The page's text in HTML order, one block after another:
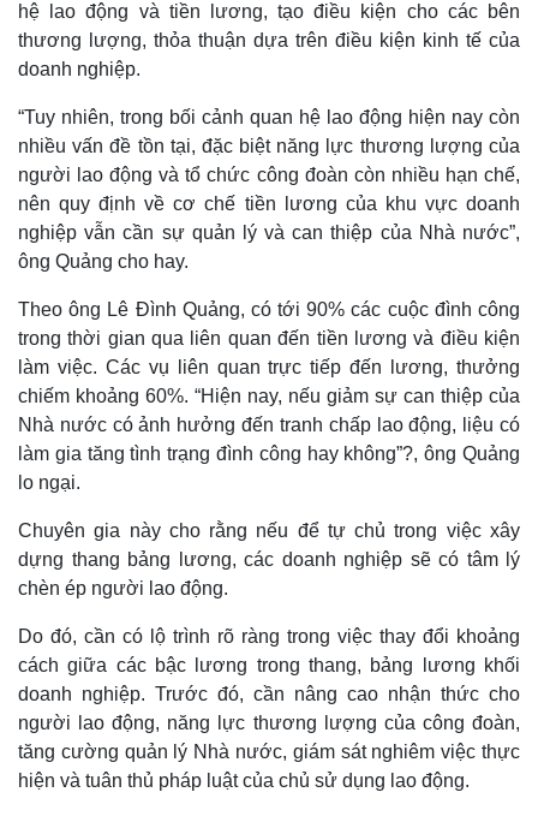
Thế giới
Cuộc sống đó đây
Hồ sơ
Ảnh
E-Magazine
Infographic
hệ lao động và tiền lương, tạo điều kiện cho các bên
thương lượng, thỏa thuận dựa trên điều kiện kinh tế của
doanh nghiệp.
“Tuy nhiên, trong bối cảnh quan hệ lao động hiện nay còn
nhiều vấn đề tồn tại, đặc biệt năng lực thương lượng của
người lao động và tổ chức công đoàn còn nhiều hạn chế,
nên quy định về cơ chế tiền lương của khu vực doanh
nghiệp vẫn cần sự quản lý và can thiệp của Nhà nước”,
ông Quảng cho hay.
Theo ông Lê Đình Quảng, có tới 90% các cuộc đình công
trong thời gian qua liên quan đến tiền lương và điều kiện
làm việc. Các vụ liên quan trực tiếp đến lương, thưởng
chiếm khoảng 60%. “Hiện nay, nếu giảm sự can thiệp của
Nhà nước có ảnh hưởng đến tranh chấp lao động, liệu có
làm gia tăng tình trạng đình công hay không”?, ông Quảng
lo ngại.
Chuyên gia này cho rằng nếu để tự chủ trong việc xây
dựng thang bảng lương, các doanh nghiệp sẽ có tâm lý
chèn ép người lao động.
Do đó, cần có lộ trình rõ ràng trong việc thay đổi khoảng
cách giữa các bậc lương trong thang, bảng lương khối
doanh nghiệp. Trước đó, cần nâng cao nhận thức cho
người lao động, năng lực thương lượng của công đoàn,
tăng cường quản lý Nhà nước, giám sát nghiêm việc thực
hiện và tuân thủ pháp luật của chủ sử dụng lao động.